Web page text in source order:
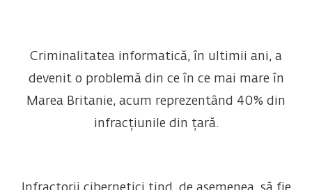
Criminalitatea informatică, în ultimii ani, a
devenit o problemă din ce în ce mai mare în
Marea Britanie, acum reprezentând 40% din
infracțiunile din țară.